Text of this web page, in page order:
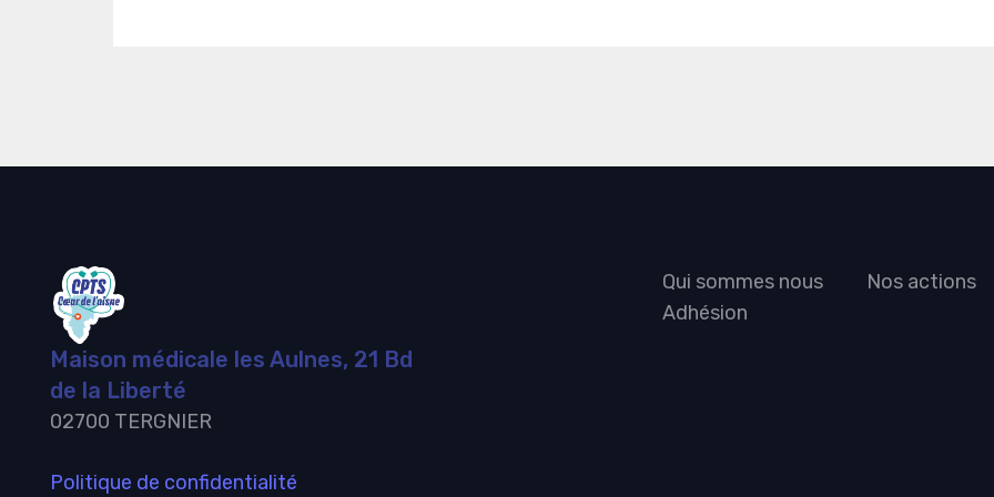
Maison médicale les Aulnes, 21 Bd
de la Liberté
02700 TERGNIER
Politique de confidentialité
Qui sommes nous
Nos actions
Adhésion